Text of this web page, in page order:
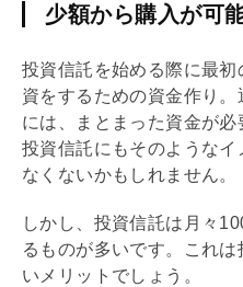
少額から購入が可
投資信託を始める際に最
資をするための資金作り
には、まとまった資金が必
投資信託にもそのような
なくないかもしれません。
しかし、投資信託は月々
るものが多いです。これ
いメリットでしょう。